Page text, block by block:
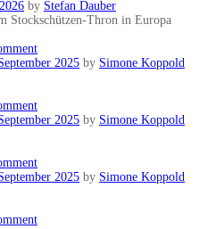
by Stefan Dauber
Stockschützen-Thron in Europa
2025 by Simone Koppold
2025 by Simone Koppold
2025 by Simone Koppold